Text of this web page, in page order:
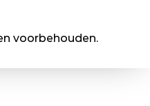
voorbehouden.